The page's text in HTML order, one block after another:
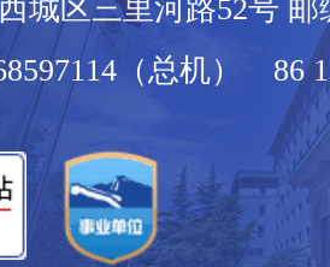
城区三里河路52号 邮
（总机） 86